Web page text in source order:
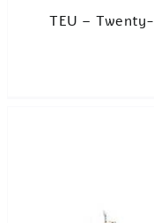
נפח של מכולה נמדד ביחידות ששמן TEU – Twenty-